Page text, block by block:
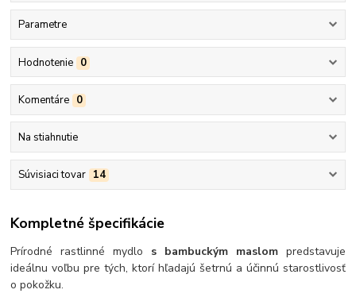
Parametre
Hodnotenie 0
Komentáre 0
Na stiahnutie
Súvisiaci tovar 14
Kompletné špecifikácie
Prírodné rastlinné mydlo s bambuckým maslompredstavuje
ideálnu voľbu pre tých, ktorí hľadajú šetrnú a účinnú starostlivosť
o pokožku.